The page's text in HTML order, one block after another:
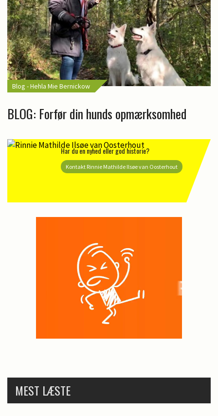
Blog - Hehla Mie Bernickow
BLOG: Forfør din hunds opmærksomhed
Har du en nyhed eller god historie?
Kontakt Rinnie Mathilde Ilsøe van Oosterhout
MEST LÆSTE